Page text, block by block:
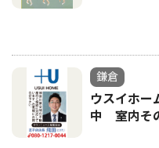
鎌倉
ウスイホ
中 室内そ